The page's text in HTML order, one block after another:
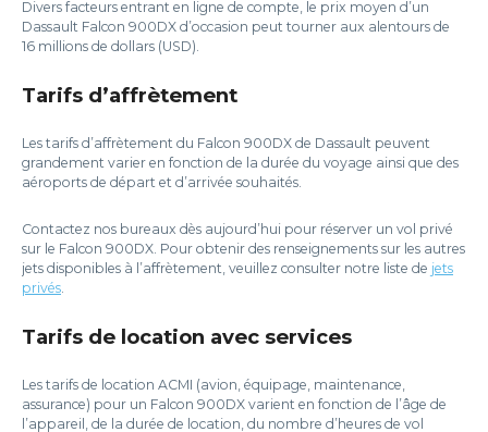
Divers facteurs entrant en ligne de compte, le prix moyen d’un
Dassault Falcon 900DX d’occasion peut tourner aux alentours de
16 millions de dollars (USD).
Tarifs d’affrètement
Les tarifs d’affrètement du Falcon 900DX de Dassault peuvent
grandement varier en fonction de la durée du voyage ainsi que des
aéroports de départ et d’arrivée souhaités.
Contactez nos bureaux dès aujourd’hui pour réserver un vol privé
sur le Falcon 900DX. Pour obtenir des renseignements sur les autres
jets disponibles à l’affrètement, veuillez consulter notre liste de jets
privés.
Tarifs de location avec services
Les tarifs de location ACMI (avion, équipage, maintenance,
assurance) pour un Falcon 900DX varient en fonction de l’âge de
l’appareil, de la durée de location, du nombre d’heures de vol